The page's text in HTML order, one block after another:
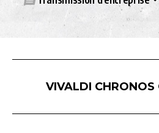
VIVALDI CHRONOS